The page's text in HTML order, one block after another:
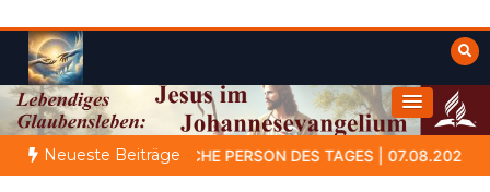
Inhalt
springen
Weisheiten der Bibel
Himmelwärts
Neueste Beiträge
PERSON DES TAGES | 07.08.2026 | Amram – der Vater, der in